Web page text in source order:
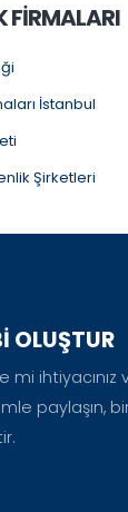
FİRMALARI
İstanbul
Şirketleri
OLUŞTUR
ihtiyacınız
paylaşın,